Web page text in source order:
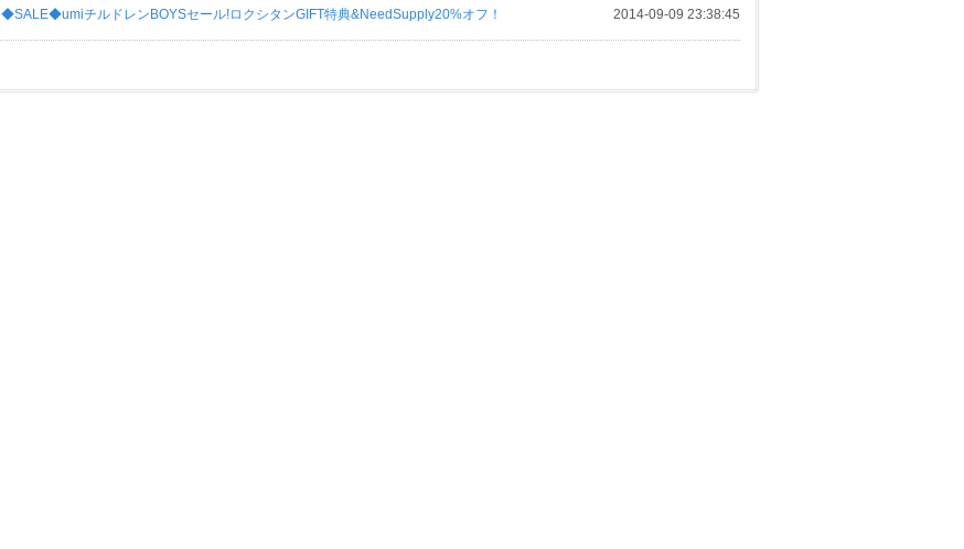
◆SALE◆umiチルドレンBOYSセール!ロクシタンGIFT特典&NeedSupply20%オフ！ 2014-09-09 23:38:45